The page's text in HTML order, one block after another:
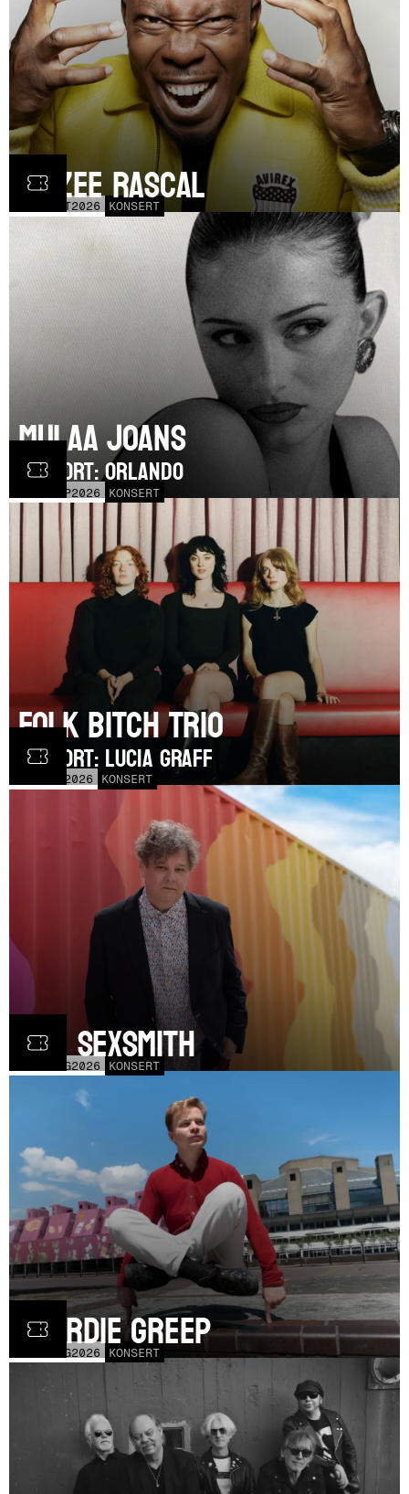
OCT2026 KONSERT
Dizzee Rascal
SEP2026 KONSERT
Mulaa Joans
SUPPORT: Orlando
2026 KONSERT
Folk Bitch Trio
SUPPORT: Lucia Graff
AUG2026 KONSERT
Ron Sexsmith
AUG2026 KONSERT
Geordie Greep